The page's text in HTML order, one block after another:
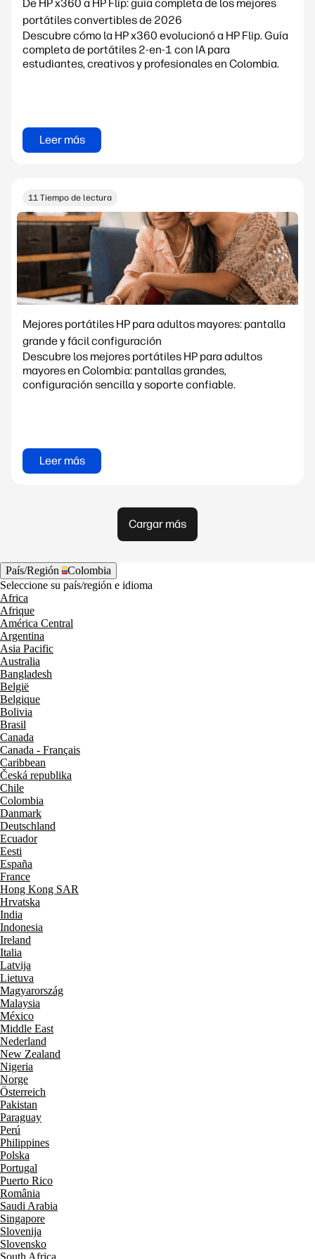
De HP x360 a HP Flip: guía completa de los mejores
portátiles convertibles de 2026
Descubre cómo la HP x360 evolucionó a HP Flip. Guía
completa de portátiles 2-en-1 con IA para
estudiantes, creativos y profesionales en Colombia.
Leer más
11 Tiempo de lectura
Mejores portátiles HP para adultos mayores: pantalla
grande y fácil configuración
Descubre los mejores portátiles HP para adultos
mayores en Colombia: pantallas grandes,
configuración sencilla y soporte confiable.
Leer más
Cargar más
País/Región
Colombia
Seleccione su país/región e idioma
Africa
Afrique
América Central
Argentina
Asia Pacific
Australia
Bangladesh
België
Belgique
Bolivia
Brasil
Canada
Canada - Français
Caribbean
Česká republika
Chile
Colombia
Danmark
Deutschland
Ecuador
Eesti
España
France
Hong Kong SAR
Hrvatska
India
Indonesia
Ireland
Italia
Latvija
Lietuva
Magyarország
Malaysia
México
Middle East
Nederland
New Zealand
Nigeria
Norge
Österreich
Pakistan
Paraguay
Perú
Philippines
Polska
Portugal
Puerto Rico
România
Saudi Arabia
Singapore
Slovenija
Slovensko
South Africa